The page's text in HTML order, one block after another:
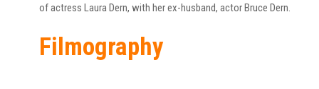
of actress Laura Dern, with her ex-husband, actor Bruce Dern.
Filmography